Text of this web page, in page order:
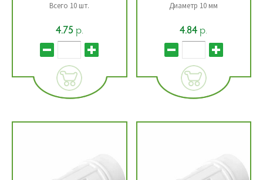
Bceгo 10 шт.
4.75 р.
Диаметр 10 мм
4.84р.